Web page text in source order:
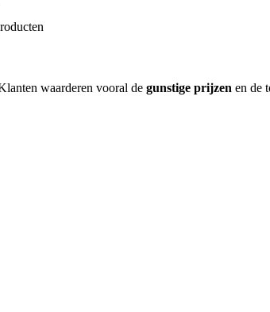
waarderen vooral de gunstige prijzen en de